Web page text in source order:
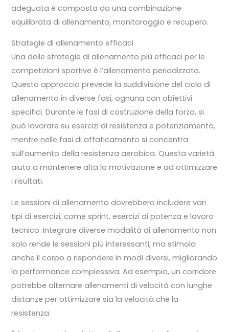
adeguata è composta da una combinazione
equilibrata di allenamento, monitoraggio e recupero.
Strategie di allenamento efficaci
Una delle strategie di allenamento più efficaci per le
competizioni sportive è l’allenamento periodizzato.
Questo approccio prevede la suddivisione del ciclo di
allenamento in diverse fasi, ognuna con obiettivi
specifici. Durante le fasi di costruzione della forza, si
può lavorare su esercizi di resistenza e potenziamento,
mentre nelle fasi di affaticamento si concentra
sull’aumento della resistenza aerobica. Questa varietà
aiuta a mantenere alta la motivazione e ad ottimizzare
i risultati.
Le sessioni di allenamento dovrebbero includere vari
tipi di esercizi, come sprint, esercizi di potenza e lavoro
tecnico. Integrare diverse modalità di allenamento non
solo rende le sessioni più interessanti, ma stimola
anche il corpo a rispondere in modi diversi, migliorando
la performance complessiva. Ad esempio, un corridore
potrebbe alternare allenamenti di velocità con lunghe
distanze per ottimizzare sia la velocità che la
resistenza.